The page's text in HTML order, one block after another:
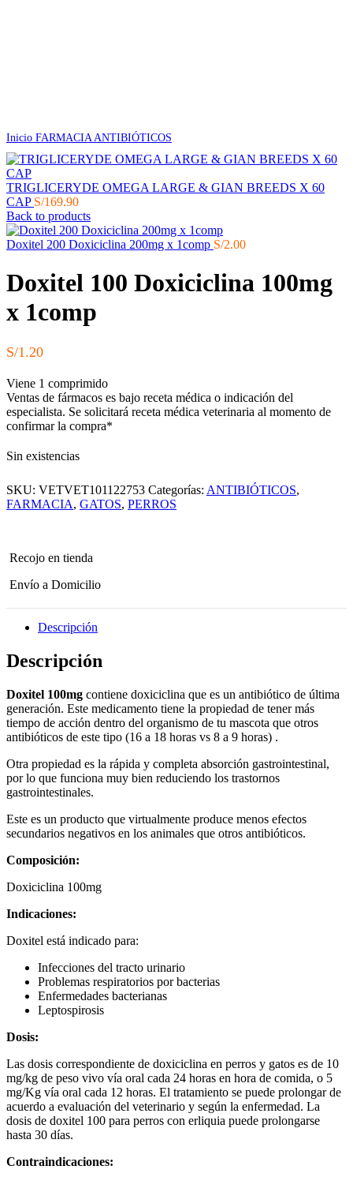
Inicio FARMACIA ANTIBIÓTICOS
TRIGLICERYDE OMEGA LARGE & GIAN BREEDS X 60
CAP S/169.90
Back to products
Doxitel 200 Doxiciclina 200mg x 1comp S/2.00
Doxitel 100 Doxiciclina 100mg
x 1comp
S/1.20
Viene 1 comprimido
Ventas de fármacos es bajo receta médica o indicación del
especialista. Se solicitará receta médica veterinaria al momento de
confirmar la compra*
Sin existencias
SKU: VETVET101122753 Categorías: ANTIBIÓTICOS,
FARMACIA, GATOS, PERROS
Recojo en tienda
Envío a Domicilio
Descripción
Descripción
Doxitel 100mg contiene doxiciclina que es un antibiótico de última
generación. Este medicamento tiene la propiedad de tener más
tiempo de acción dentro del organismo de tu mascota que otros
antibióticos de este tipo (16 a 18 horas vs 8 a 9 horas) .
Otra propiedad es la rápida y completa absorción gastrointestinal,
por lo que funciona muy bien reduciendo los trastornos
gastrointestinales.
Este es un producto que virtualmente produce menos efectos
secundarios negativos en los animales que otros antibióticos.
Composición:
Doxiciclina 100mg
Indicaciones:
Doxitel está indicado para:
Infecciones del tracto urinario
Problemas respiratorios por bacterias
Enfermedades bacterianas
Leptospirosis
Dosis:
Las dosis correspondiente de doxiciclina en perros y gatos es de 10
mg/kg de peso vivo vía oral cada 24 horas en hora de comida, o 5
mg/Kg vía oral cada 12 horas. El tratamiento se puede prolongar de
acuerdo a evaluación del veterinario y según la enfermedad. La
dosis de doxitel 100 para perros con erliquia puede prolongarse
hasta 30 días.
Contraindicaciones: